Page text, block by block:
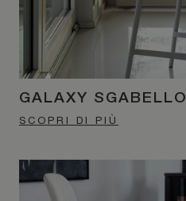
GALAXY SGABELLO
SCOPRI DI PIÙ